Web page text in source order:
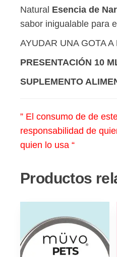
Natural Esencia de
sabor inigualable para
AYUDAR UNA GOTA A
PRESENTACIÓN 10
SUPLEMENTO
” El consumo de de
responsabilidad de
quien lo usa “
Productos